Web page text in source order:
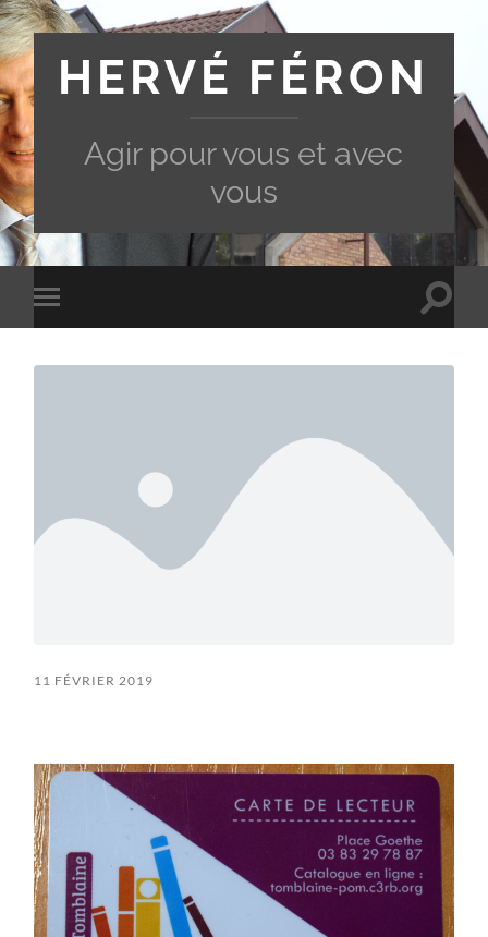
HERVÉ FÉRON
Agir pour vous et avec
vous
Toggle
mobile
Toggle
11 FÉVRIER 2019